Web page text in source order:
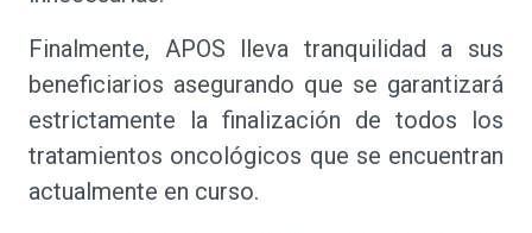
Finalmente, APOS lleva tranquilidad a sus
beneficiarios asegurando que se garantizará
estrictamente la finalización de todos los
tratamientos oncológicos que se encuentran
actualmente en curso.